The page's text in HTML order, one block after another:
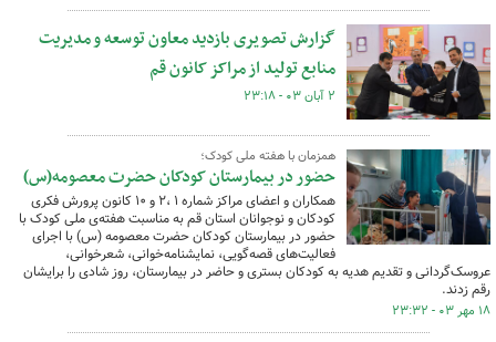
گزارش تصویری بازدید معاون توسعه و مدیریت
منابع تولید از مراکز کانون قم
۲ آبان ۰۳ - ۲۳:۱۸
همزمان با هفته ملی کودک؛
حضور در بیمارستان کودکان حضرت معصومه(س)
همکاران و اعضای مراکز شماره ۱ ،۲ و ۱۰ کانون پرورش فکری
کودکان و نوجوانان استان قم به مناسبت هفته‌ی ملی کودک با
حضور در بیمارستان کودکان حضرت معصومه (س) با اجرای
فعالیت‌های قصه‌گویی، نمایشنامه‌خوانی، شعرخوانی،
عروسک‌گردانی و تقدیم هدیه به کودکان بستری و حاضر در بیمارستان، روز شادی را برایشان
رقم زدند.
۱۸ مهر ۰۳ - ۲۳:۳۲